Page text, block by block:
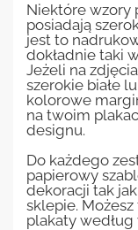
Niektóre wzory
posiadają
jest to
dokładnie taki
Jeżeli na
szerokie białe
kolorowe
na twoim
designu.
Do każdego
papierowy
dekoracji tak
sklepie.
plakaty według